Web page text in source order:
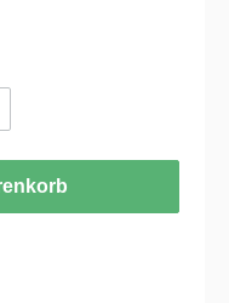
ist zurzeit nicht